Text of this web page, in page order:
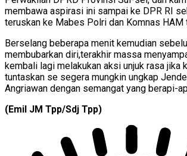
membawa aspirasi ini sampai ke DPR RI
teruskan ke Mabes Polri dan Komnas HAM
Berselang beberapa menit kemudian
membubarkan diri,terakhir massa
kembali lagi melakukan aksi unjuk rasa jika
tuntaskan se segera mungkin ungkap
Angriawan dengan semangat yang berapi-
(Emil JM Tpp/Sdj Tpp)